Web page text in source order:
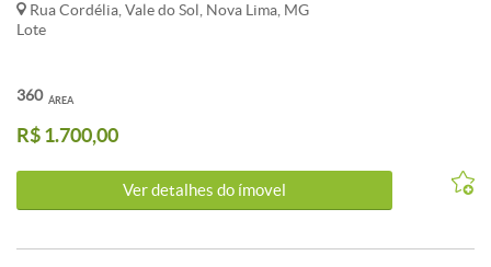
Rua Cordélia, Vale do Sol, Nova Lima, MG
Lote
ÁREA
360
R$ 1.700,00
Ver detalhes do ímovel